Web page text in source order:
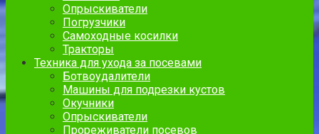
Опрыскиватели
Погрузчики
Самоходные косилки
Тракторы
Техника для ухода за посевами
Ботвоудалители
Машины для подрезки кустов
Окучники
Опрыскиватели
Прореживатели посевов